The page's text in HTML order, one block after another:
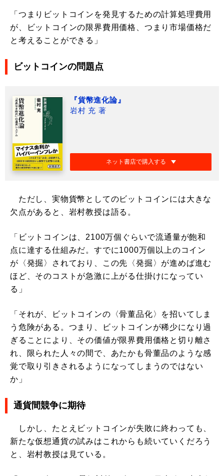
「つまりビットコインを発見するための計算処理費用
が、ビットコインの限界費用価格、つまり市場価格だ
と考えることができる」
ビットコインの問題点
『貨幣進化論』
岩村 充 著
ネット書店で購入する
ただし、実物貨幣としてのビットコインには大きな
欠点があると、岩村教授は語る。
「ビットコインは、2100万個ぐらいで流通量が飽和
点に達する仕組みだ。すでに1000万個以上のコイン
が〈発掘〉されており、この先〈発掘〉が進めば進む
ほど、そのコストが急激に上がる仕掛けになってい
る」
「それが、ビットコインの〈骨董品化〉を招いてしま
う危険がある。つまり、ビットコインが稀少になり過
ぎることにより、その価値が限界費用価格と切り離さ
れ、限られた人々の間で、あたかも骨董品のような感
覚で取り引きされるようになってしまうのではない
か」
通貨間競争に期待
しかし、たとえビットコインが失敗に終わっても、
新たな仮想通貨の試みはこれからも続いていくだろう
と、岩村教授は見ている。